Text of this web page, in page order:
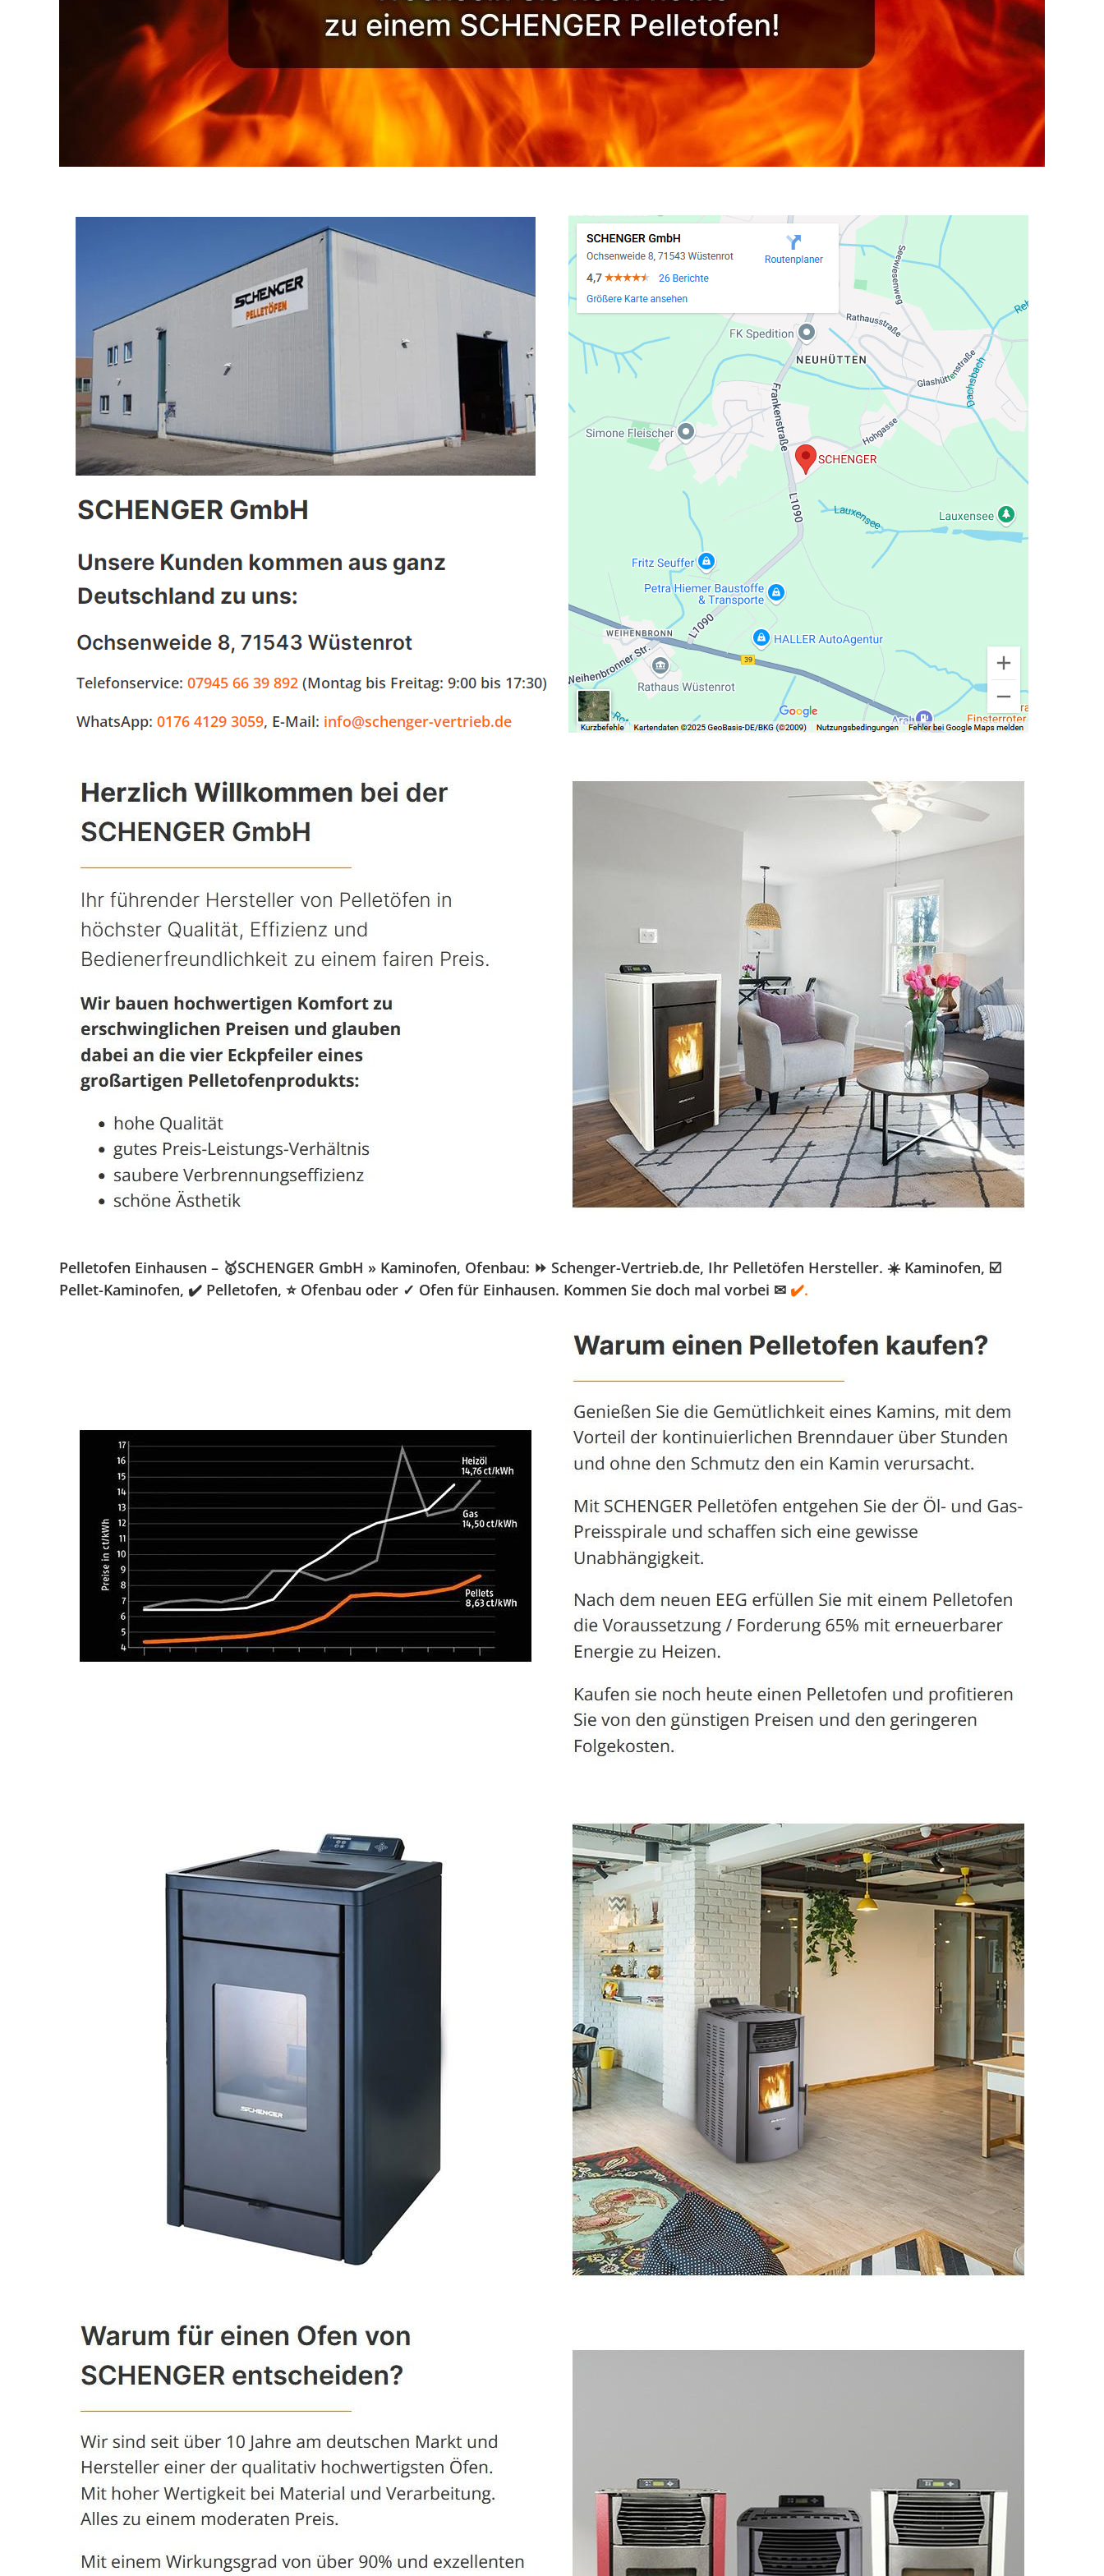
Pelletofen Einhausen – 🥇SCHENGER GmbH » Kaminofen, Ofenbau: ⏩ Schenger-Vertrieb.de, Ihr Pelletöfen Hersteller. ☀️ Kaminofen, ☑️
Pellet-Kaminofen, ✔️ Pelletofen, ⭐ Ofenbau oder ✓ Ofen für Einhausen. Kommen Sie doch mal vorbei ✉ ✔️.